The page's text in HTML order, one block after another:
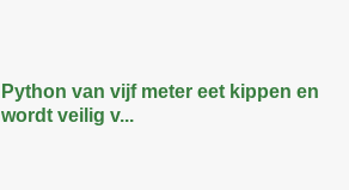
Python van vijf meter eet kippen en
wordt veilig v...